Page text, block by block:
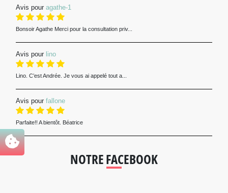
Avis pour agathe-1
Bonsoir Agathe Merci pour la consultation priv...
Avis pour lino
Lino. C’est Andrée. Je vous ai appelé tout a...
Avis pour fallone
Parfaite!! A bientôt. Béatrice
NOTRE FACEBOOK